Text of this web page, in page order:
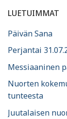
LUETUIMMAT
Päivän Sana
Perjantai
Messiaaninen
Nuorten
tunteesta
Juutalaisen